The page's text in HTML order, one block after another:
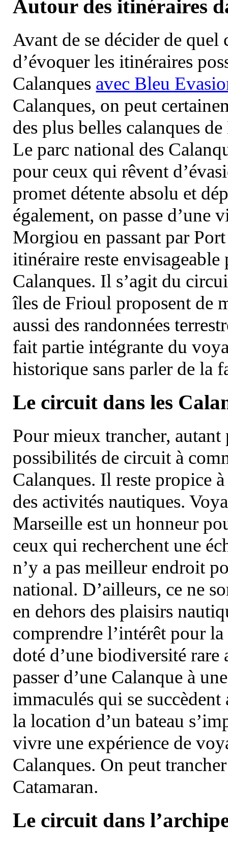
Autour des itinéraires
Avant de se décider de
d’évoquer les itinéraires
Calanques avec Bleu
Calanques, on peut
des plus belles calanques
Le parc national des
pour ceux qui rêvent
promet détente absolu et
également, on passe d’une
Morgiou en passant par
itinéraire reste
Calanques. Il s’agit du
îles de Frioul proposent de
aussi des randonnées
fait partie intégrante du
historique sans parler de la
Le circuit dans les
Pour mieux trancher, autant
possibilités de circuit à
Calanques. Il reste propice
des activités nautiques.
Marseille est un honneur
ceux qui recherchent une
n’y a pas meilleur endroit
national. D’ailleurs, ce ne
en dehors des plaisirs
comprendre l’intérêt pour
doté d’une biodiversité
passer d’une Calanque à
immaculés qui se
la location d’un bateau
vivre une expérience de
Calanques. On peut
Catamaran.
Le circuit dans